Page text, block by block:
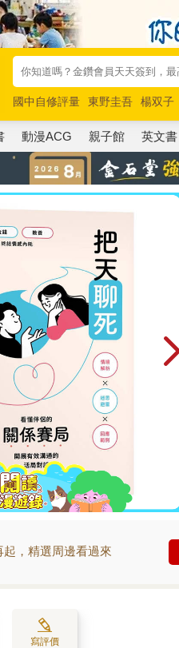
國中自修評量 東野圭吾 楊双子
唯紅花綻放
奧德賽 路邊攤新作
動漫ACG 親子館 英文書
，精選周邊看過來
寫評價